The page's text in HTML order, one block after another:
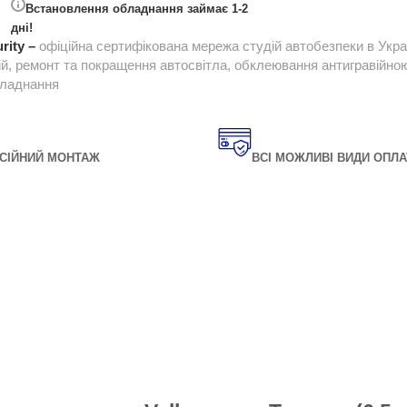
Встановлення обладнання займає 1-2
дні!
– офіційна сертифікована мережа студій автобезпеки в
ремонт та покращення автосвітла, обклеювання
МОНТАЖ ВСІ МОЖЛИВІ ВИДИ